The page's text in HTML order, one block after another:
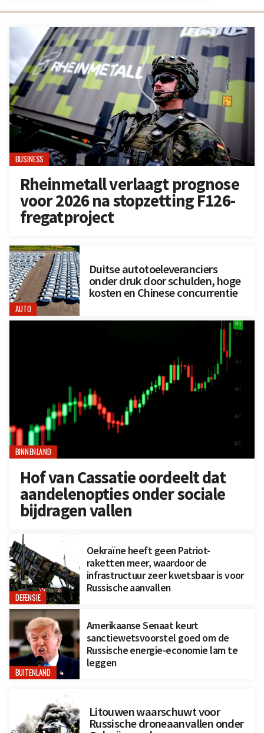
BUSINESS
Rheinmetall verlaagt prognose
voor 2026 na stopzetting F126-
fregatproject
AUTO
Duitse autotoeleveranciers
onder druk door schulden, hoge
kosten en Chinese concurrentie
BINNENLAND
Hof van Cassatie oordeelt dat
aandelenopties onder sociale
bijdragen vallen
DEFENSIE
Oekraïne heeft geen Patriot-
raketten meer, waardoor de
infrastructuur zeer kwetsbaar is voor
Russische aanvallen
BUITENLAND
Amerikaanse Senaat keurt
sanctiewetsvoorstel goed om de
Russische energie-economie lam te
leggen
Litouwen waarschuwt voor
Russische droneaanvallen onder